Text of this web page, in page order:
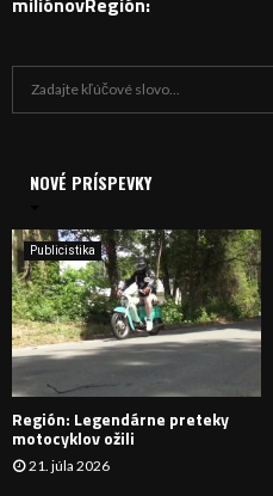
i
e
:
NOVÉ PRÍSPEVKY
Publicistika
Región: Legendárne preteky
motocyklov ožili
21. júla 2026